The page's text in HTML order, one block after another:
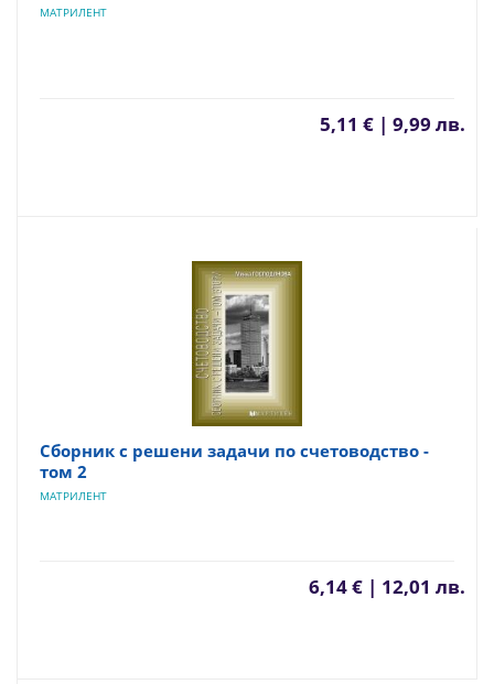
МАТРИЛЕНТ
5,11 € | 9,99 лв.
Сборник с решени задачи по счетоводство -
том 2
МАТРИЛЕНТ
6,14 € | 12,01 лв.